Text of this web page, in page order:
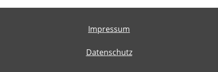
Impressum
Datenschutz